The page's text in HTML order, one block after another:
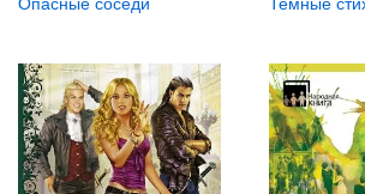
Опасные соседи Темные